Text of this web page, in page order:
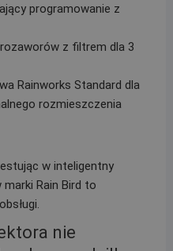
programowanie z
z filtrem dla 3
Rainworks Standard dla
rozmieszczenia
w inteligentny
Rain Bird to
nie